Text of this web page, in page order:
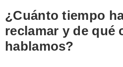
¿Cuánto tiempo
reclamar y de qué
hablamos?